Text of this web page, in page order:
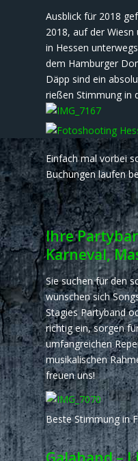
Ausblick für 2018
2018, auf der
in Hessen
dem Hamburger
Däpp sind ein
rießen Stimmung in
Einfach mal vorbei
Buchungen laufen
Ihre
Karneval,
Sie suchen für den
wünschen sich
Stagies Partyband
richtig ein, sorgen
umfangreichen
musikalischen
freuen uns!
Beste Stimmung in